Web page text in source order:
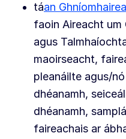
táan
faoin Aireacht um
agus
maoirseacht,
pleanáilte agus/
dhéanamh,
dhéanamh,
faireachais ar